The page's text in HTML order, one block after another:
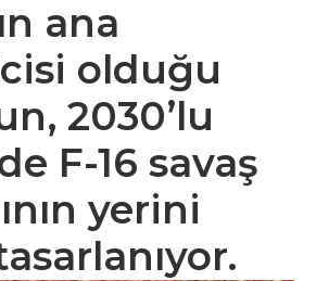
ana
olduğu
2030’lu
F-16 savaş
yerini